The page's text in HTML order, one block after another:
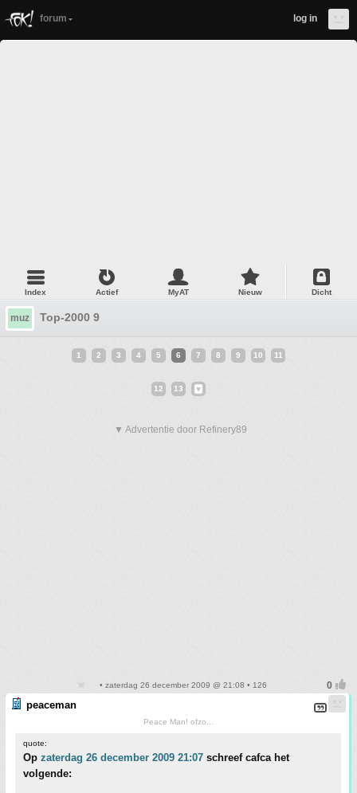
forum log in
Index Actief MyAT Nieuw Dicht
muz Top-2000 9
1 2 3 4 5 6 7 8 9 10 11
12 13
▼ Advertentie door Refinery89
• zaterdag 26 december 2009 @ 21:08 • 126
peaceman
Peace Man! ofzo...
quote:
Op zaterdag 26 december 2009 21:07 schreef cafca het
volgende: